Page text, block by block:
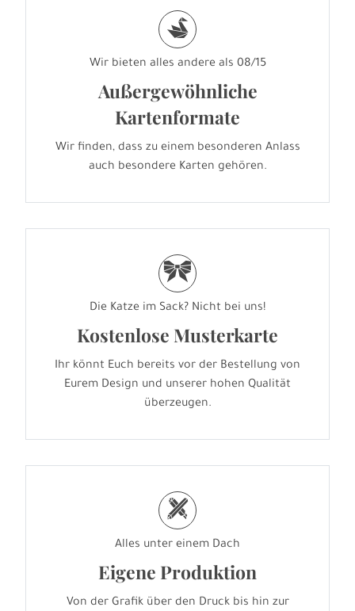
s
Wir bieten alles andere als 08/15
Außergewöhnliche
Kartenformate
Wir finden, dass zu einem besonderen Anlass
auch besondere Karten gehören.
r
Die Katze im Sack? Nicht bei uns!
Kostenlose Musterkarte
Ihr könnt Euch bereits vor der Bestellung von
Eurem Design und unserer hohen Qualität
überzeugen.
h
Alles unter einem Dach
Eigene Produktion
Von der Grafik über den Druck bis hin zur